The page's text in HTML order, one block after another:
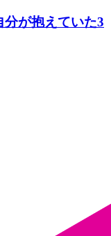
分が抱えていた3